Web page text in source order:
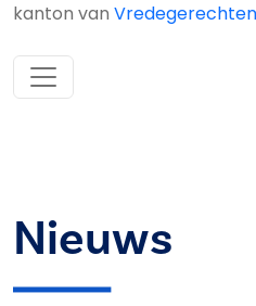
kanton van
Nieuws